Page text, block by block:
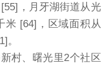
，月牙湖街道从光
米 [64]，区域面积从
。
村、曙光里2个社区